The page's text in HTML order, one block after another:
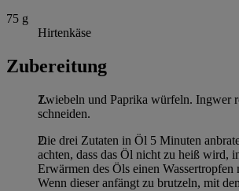
75 g
Hirtenkäse
Zubereitung
Zwiebeln und Paprika würfeln. Ingwer
schneiden.
Die drei Zutaten in Öl 5 Minuten
achten, dass das Öl nicht zu heiß wird,
Erwärmen des Öls einen Wassertropfen
Wenn dieser anfängt zu brutzeln, mit